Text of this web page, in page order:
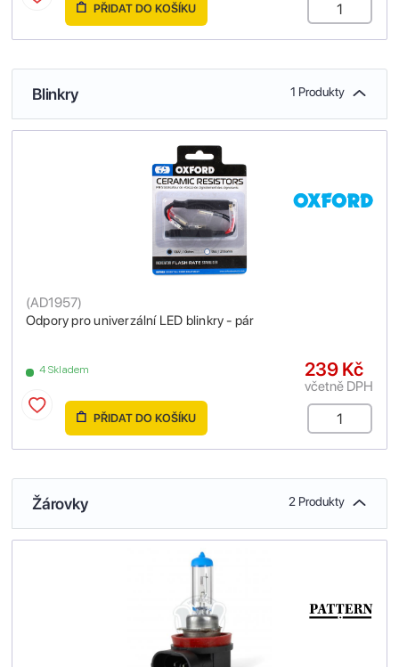
PŘIDAT DO KOŠÍKU
Blinkry 1 Produkty
Odpory pro univerzální LED blinkry - pár
(AD1957)
4 Skladem 239 Kč
včetně DPH
PŘIDAT DO KOŠÍKU
Žárovky 2 Produkty